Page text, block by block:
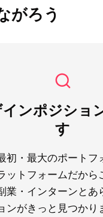
がろう
ンポジショ
す
初・最大のポートフ
ットフォームだから
業・インターンとあ
ンがきっと見つかり